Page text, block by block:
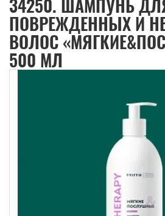
34250. ШАМПУНЬ
ПОВРЕЖДЕННЫХ И
ВОЛОС
500 МЛ